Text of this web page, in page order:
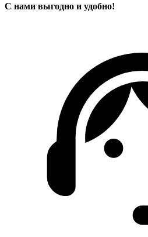
С нами выгодно и удобно!